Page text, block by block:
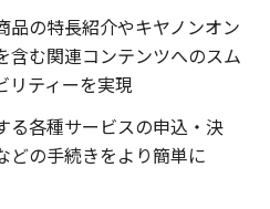
品の特長紹介やキヤノンオン
含む関連コンテンツへのスム
リティーを実現
る各種サービスの申込・決
どの手続きをより簡単に